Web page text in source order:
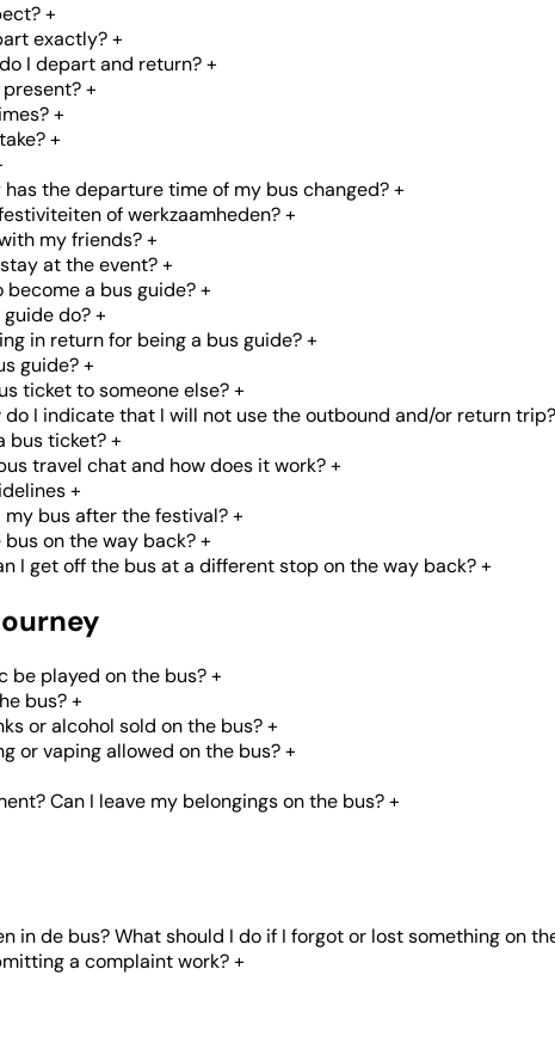
+
exactly?+
I depart and return?+
present?+
+
+
the departure time of my bus changed?+
of werkzaamheden?+
my friends?+
at the event?+
become a bus guide?+
do?+
in return for being a bus guide?+
guide?+
ticket to someone else?+
I indicate that I will not use the outbound and/or return trip?
bus ticket?+
travel chat and how does it work?+
+
my bus after the festival?+
on the way back?+
I get off the bus at a different stop on the way back?+
be played on the bus?+
bus?+
or alcohol sold on the bus?+
or vaping allowed on the bus?+
Can I leave my belongings on the bus?+
in de bus? What should I do if I forgot or lost something on
a complaint work?+